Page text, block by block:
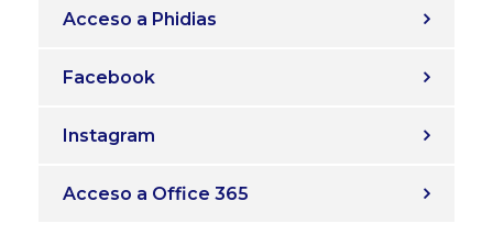
Acceso a Phidias
Facebook
Instagram
Acceso a Office 365